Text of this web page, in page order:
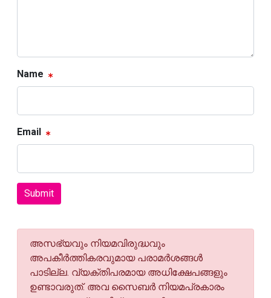
Name
Email
Submit
അസഭ്യവും നിയമവിരുദ്ധവും
അപകീര്‍ത്തികരവുമായ പരാമര്‍ശങ്ങള്‍
പാടില്ല. വ്യക്തിപരമായ അധിക്ഷേപങ്ങളും
ഉണ്ടാവരുത്. അവ സൈബര്‍ നിയമപ്രകാരം